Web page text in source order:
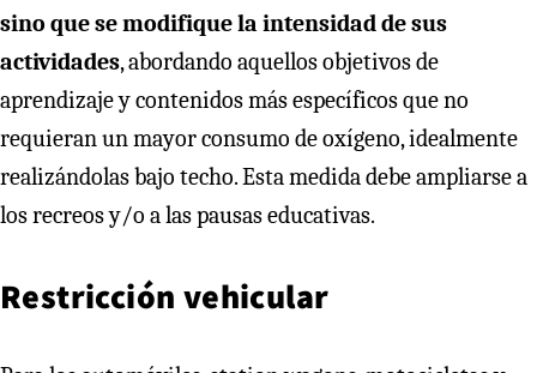
sino que se modifique la intensidad de sus
actividades, abordando aquellos objetivos de
aprendizaje y contenidos más específicos que no
requieran un mayor consumo de oxígeno, idealmente
realizándolas bajo techo. Esta medida debe ampliarse a
los recreos y/o a las pausas educativas.
Restricción vehicular